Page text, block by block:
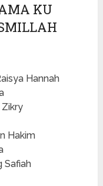
KU
Hannah
Hakim
Safiah